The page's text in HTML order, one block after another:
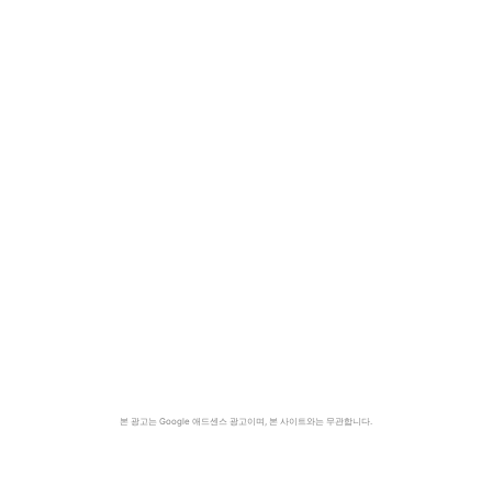
본 광고는 Google 애드센스 광고이며, 본 사이트와는 무관합니다.